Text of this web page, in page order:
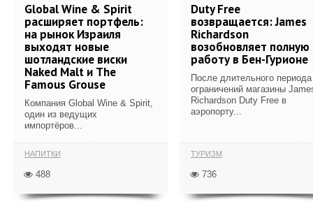
Global Wine & Spirit
расширяет портфель:
на рынок Израиля
выходят новые
шотландские виски
Naked Malt и The
Famous Grouse
Компания Global Wine & Spirit,
один из ведущих
импортёров...
НАПИТКИ
488
Duty Free
возвращается: James
Richardson
возобновляет полную
работу в Бен-Гурионе
После длительного периода
ограничений магазины
Richardson Duty Free в
аэропорту...
ТУРИЗМ
736